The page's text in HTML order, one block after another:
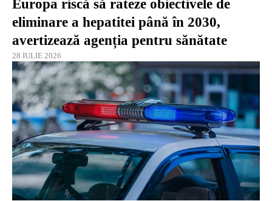
Europa riscă să rateze obiectivele de
eliminare a hepatitei până în 2030,
avertizează agenția pentru sănătate
28 IULIE 2026